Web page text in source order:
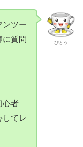
びとう
ンツー
に質問
心者
してレ